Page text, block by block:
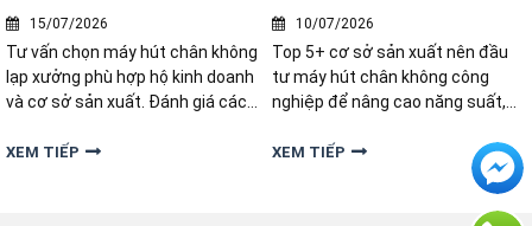
15/07/2026
Tư vấn chọn máy hút chân không
lạp xưởng phù hợp hộ kinh doanh
và cơ sở sản xuất. Đánh giá các
đúng thiết bị, tiết kiệm chi phí.
XEM TIẾP
10/07/2026
Top 5+ cơ sở sản xuất nên đầu
tư máy hút chân không công
nghiệp để nâng cao năng suất,
ưu chi phí đóng gói hiệu quả
XEM TIẾP